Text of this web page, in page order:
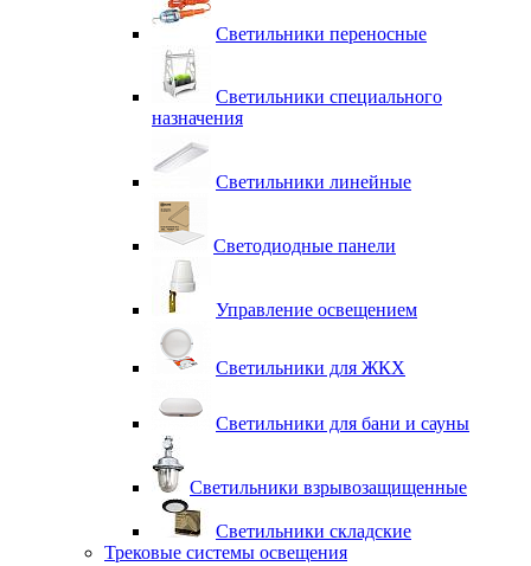
Светильники переносные
Светильники специального
назначения
Светильники линейные
Светодиодные панели
Управление освещением
Светильники для ЖКХ
Светильники для бани и сауны
Светильники взрывозащищенные
Светильники складские
Трековые системы освещения